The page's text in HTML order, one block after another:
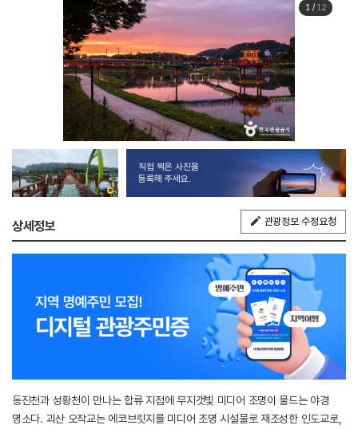
1/ 12
직접 찍은 사진을
등록해 주세요.
상세정보 관광정보 수정요청
동진천과 성황천이 만나는 합류 지점에 무지갯빛 미디어 조명이 물드는 야경
명소다. 괴산 오작교는 에코브릿지를 미디어 조명 시설물로 재조성한 인도교로,